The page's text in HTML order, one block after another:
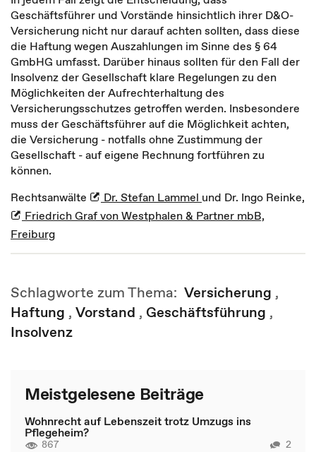
Geschäftsführer und Vorstände hinsichtlich ihrer D&O-
Versicherung nicht nur darauf achten sollten, dass diese
die Haftung wegen Auszahlungen im Sinne des § 64
GmbHG umfasst. Darüber hinaus sollten für den Fall der
Insolvenz der Gesellschaft klare Regelungen zu den
Möglichkeiten der Aufrechterhaltung des
Versicherungsschutzes getroffen werden. Insbesondere
muss der Geschäftsführer auf die Möglichkeit achten,
die Versicherung - notfalls ohne Zustimmung der
Gesellschaft - auf eigene Rechnung fortführen zu
können.
Rechtsanwälte
Dr. Stefan Lammel und Dr. Ingo Reinke,
Friedrich Graf von Westphalen & Partner mbB,
Freiburg
Schlagworte zum Thema: Versicherung ,
Haftung , Vorstand , Geschäftsführung ,
Insolvenz
Meistgelesene Beiträge
Wohnrecht auf Lebenszeit trotz Umzugs ins
Pflegeheim?
867 2